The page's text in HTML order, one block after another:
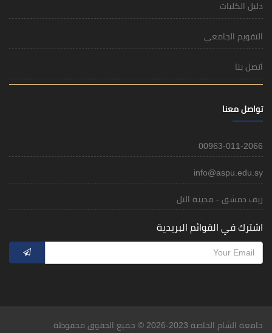
دليل الكليات
التقويم الجامعي
اتصل بنا
تواصل معنا
00963-011-2066
info@aspu.edu.sy
ريف دمشق - مدينة التل
اشترك في القوائم البريدية
جامعة الشام الخاصة 2023-2026 © جميع الحقوق محفوظة